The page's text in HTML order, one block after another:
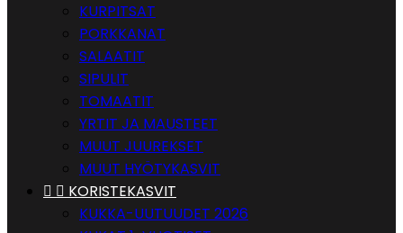
KURPITSAT
PORKKANAT
SALAATIT
SIPULIT
TOMAATIT
YRTIT JA MAUSTEET
MUUT JUUREKSET
MUUT HYÖTYKASVIT
  KORISTEKASVIT
KUKKA-UUTUUDET 2026